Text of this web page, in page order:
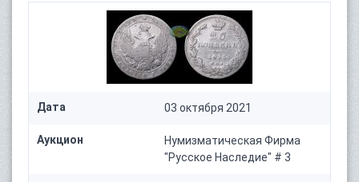
Дата 03 октября 2021
Аукцион
Нумизматическая Фирма
"Русское Наследие" # 3